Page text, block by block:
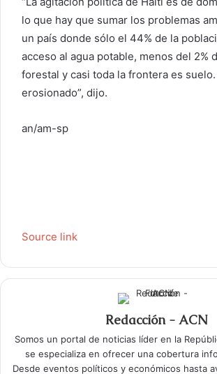
lo que hay que sumar los problemas
un país donde sólo el 44% de la
acceso al agua potable, menos del 2%
forestal y casi toda la frontera es
erosionado”, dijo.
an/am-sp
Source link
Redacción - ACN
Somos un portal de noticias líder en la
se especializa en ofrecer una cobertura
Desde eventos políticos y económicos hasta